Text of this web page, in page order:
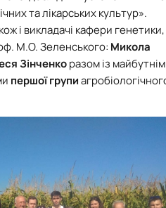
ім. проф. В.Л. Симиренка
зберігання, переробки та
рослинницт…
факультету
факультету
вчених НДІ рослинництва та
агробіологічного факульт…
та лікарських культур».
і викладачі кафери генетики,
М.О. Зеленського: Микола
Зінченкоразом із
першої групи